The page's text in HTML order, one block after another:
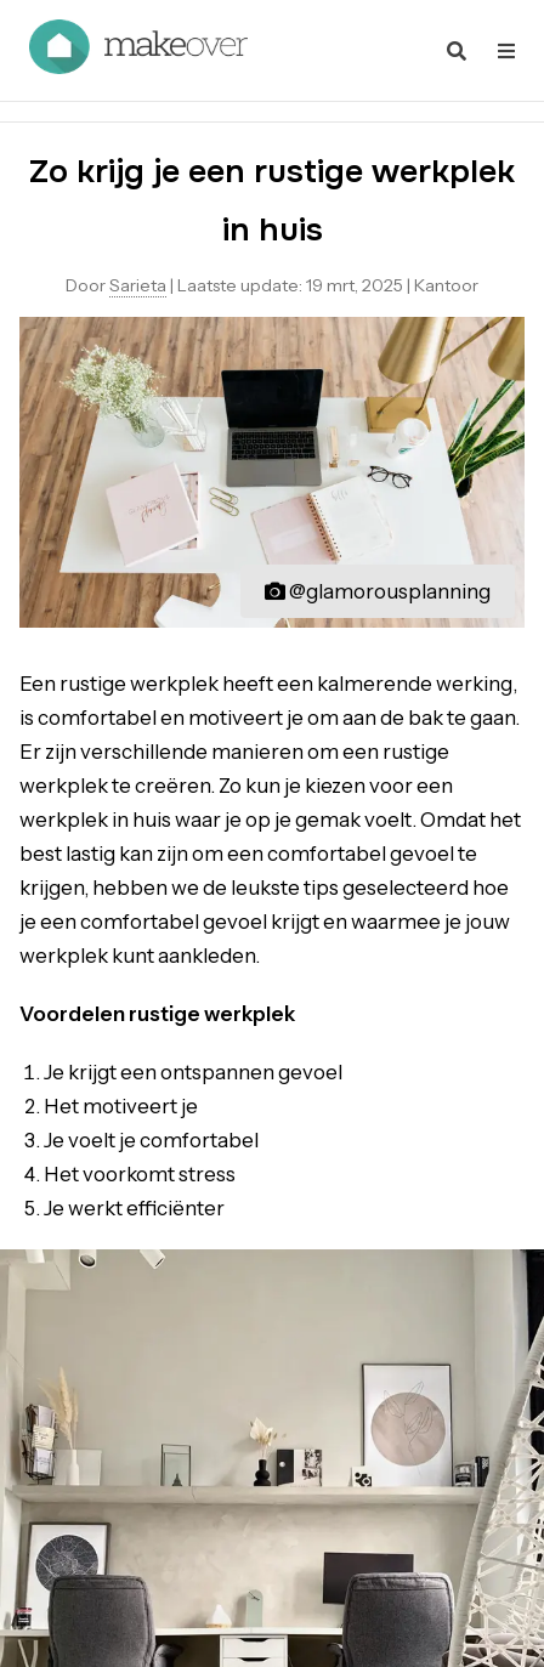
Zo krijg je een rustige werkplek
in huis
DoorSarieta | Laatste update: 19 mrt, 2025 | Kantoor
@glamorousplanning
Een rustige werkplek heeft een kalmerende werking,
is comfortabel en motiveert je om aan de bak te gaan.
Er zijn verschillende manieren om een rustige
werkplek te creëren. Zo kun je kiezen voor een
werkplek in huis waar je op je gemak voelt. Omdat het
best lastig kan zijn om een comfortabel gevoel te
krijgen, hebben we de leukste tips geselecteerd hoe
je een comfortabel gevoel krijgt en waarmee je jouw
werkplek kunt aankleden.
Voordelen rustige werkplek
Je krijgt een ontspannen gevoel
Het motiveert je
Je voelt je comfortabel
Het voorkomt stress
Je werkt efficiënter